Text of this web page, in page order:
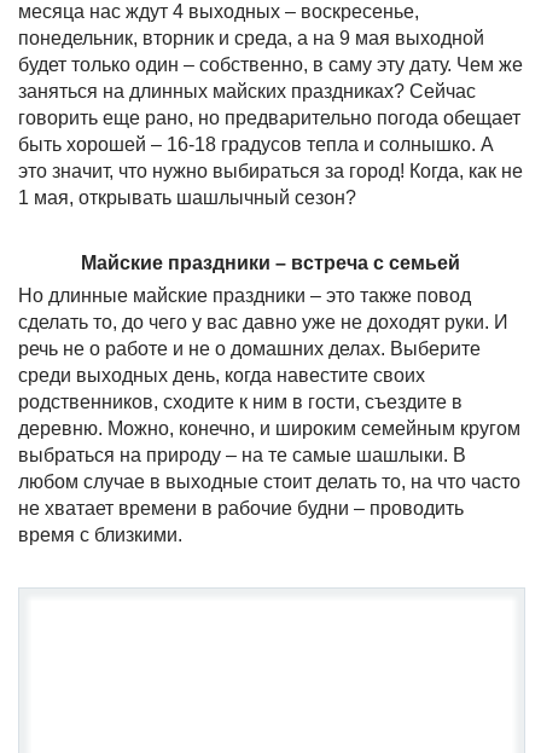
месяца нас ждут 4 выходных – воскресенье,
понедельник, вторник и среда, а на 9 мая выходной
будет только один – собственно, в саму эту дату. Чем же
заняться на длинных майских праздниках? Сейчас
говорить еще рано, но предварительно погода обещает
быть хорошей – 16-18 градусов тепла и солнышко. А
это значит, что нужно выбираться за город! Когда, как не
1 мая, открывать шашлычный сезон?
Майские праздники – встреча с семьей
Но длинные майские праздники – это также повод
сделать то, до чего у вас давно уже не доходят руки. И
речь не о работе и не о домашних делах. Выберите
среди выходных день, когда навестите своих
родственников, сходите к ним в гости, съездите в
деревню. Можно, конечно, и широким семейным кругом
выбраться на природу – на те самые шашлыки. В
любом случае в выходные стоит делать то, на что часто
не хватает времени в рабочие будни – проводить
время с близкими.